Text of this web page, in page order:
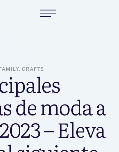
CRAFTS
de moda a
– Eleva